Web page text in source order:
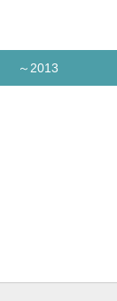
～2013